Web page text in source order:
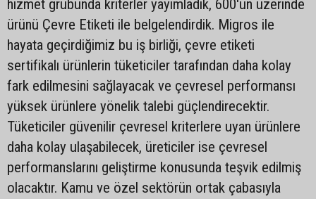
hizmet grubunda kriterler yayımladık, 600'ün üzerinde
ürünü Çevre Etiketi ile belgelendirdik. Migros ile
hayata geçirdiğimiz bu iş birliği, çevre etiketi
sertifikalı ürünlerin tüketiciler tarafından daha kolay
fark edilmesini sağlayacak ve çevresel performansı
yüksek ürünlere yönelik talebi güçlendirecektir.
Tüketiciler güvenilir çevresel kriterlere uyan ürünlere
daha kolay ulaşabilecek, üreticiler ise çevresel
performanslarını geliştirme konusunda teşvik edilmiş
olacaktır. Kamu ve özel sektörün ortak çabasıyla